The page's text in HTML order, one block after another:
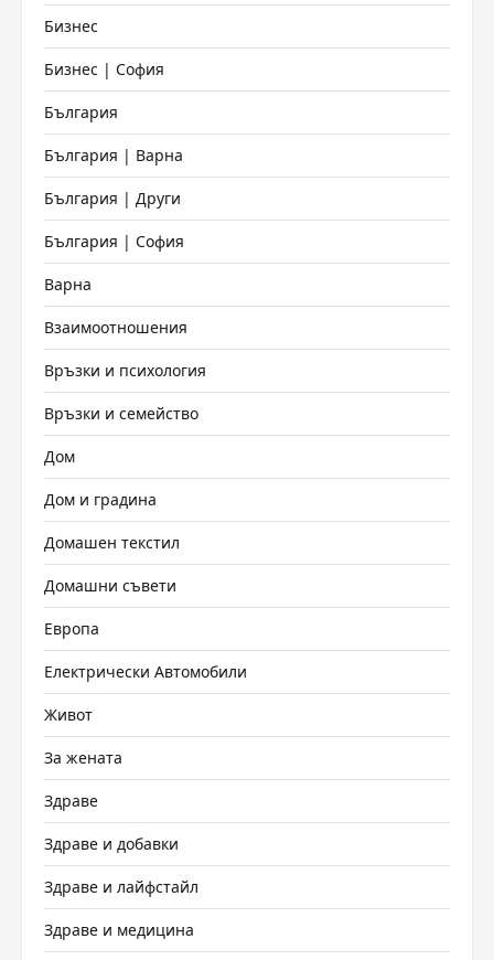
Бизнес
Бизнес | София
България
България | Варна
България | Други
България | София
Варна
Взаимоотношения
Връзки и психология
Връзки и семейство
Дом
Дом и градина
Домашен текстил
Домашни съвети
Европа
Електрически Автомобили
Живот
За жената
Здраве
Здраве и добавки
Здраве и лайфстайл
Здраве и медицина